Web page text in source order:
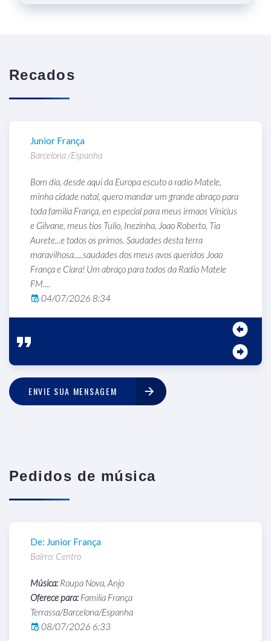
Recados
Junior França
Barcelona /Espanha
Bom dia, desde aqui da Europa escuto a radio Matele,
minha cidade natal, quero mandar um grande abraço para
toda familia França, en especial para meus irmaos Vinicius
e Gilvane, meus tios Tulio, Inezinha, Joao Roberto, Tia
Aurete...e todos os primos. Saudades desta terra
maravilhosa.....saudades dos meus avos queridos Joao
França e Clara! Um abraço para todos da Radio Matele
FM....
04/07/2026 8:34
ENVIE SUA MENSAGEM
Pedidos de música
De: Junior França
Bairro: Centro
Música:Roupa Nova, Anjo
Oferece para:Familia França
Terrassa/Barcelona/Espanha
08/07/2026 6:33